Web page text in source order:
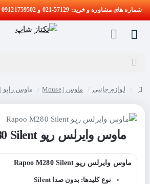
شماره های مشاوره و خرید: 57129-021 و 09121759502
لوازم جانبی ماوس | Mouse ماوس راپو | Rapoo
ماوس وایرلس رپو Rapoo M280 Silent
ماوس وایرلس رپو Rapoo M280 Silent
نوع کلیدها: بدون صدا Silent